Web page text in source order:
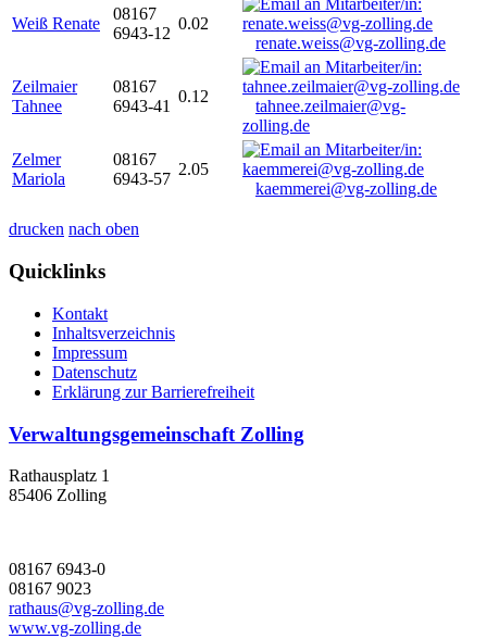
Weiß Renate
08167
6943-12
0.02
renate.weiss@vg-zolling.de
Zeilmaier
Tahnee
08167
6943-41
0.12
tahnee.zeilmaier@vg-
zolling.de
Zelmer
Mariola
08167
6943-57
2.05
kaemmerei@vg-zolling.de
drucken nach oben
Quicklinks
Kontakt
Inhaltsverzeichnis
Impressum
Datenschutz
Erklärung zur Barrierefreiheit
Verwaltungsgemeinschaft Zolling
Rathausplatz 1
85406 Zolling
08167 6943-0
08167 9023
rathaus@vg-zolling.de
www.vg-zolling.de